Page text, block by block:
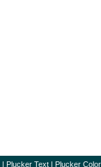
| Plucker Text | Plucker Color